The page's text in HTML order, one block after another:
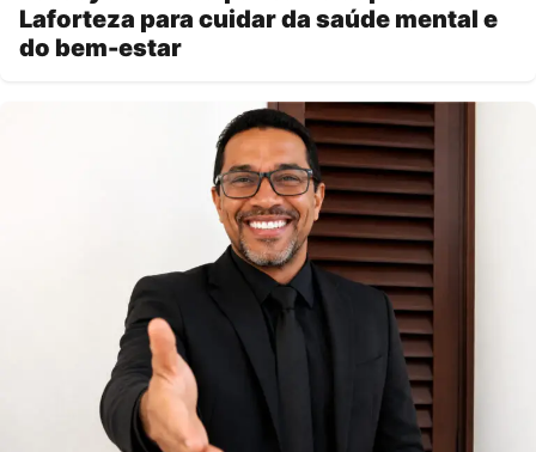
Laforteza para cuidar da saúde mental e
do bem-estar